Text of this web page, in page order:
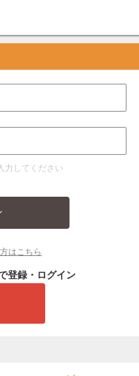
力してください
はこちら
登録・ログイン